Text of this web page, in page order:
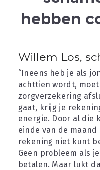
contact
hebben
Willem Los,
“Ineens heb je als
achttien wordt, moet
zorgverzekering
gaat, krijg je
energie. Door al die
einde van de maand
rekening niet kunt
Geen probleem als
betalen. Maar lukt